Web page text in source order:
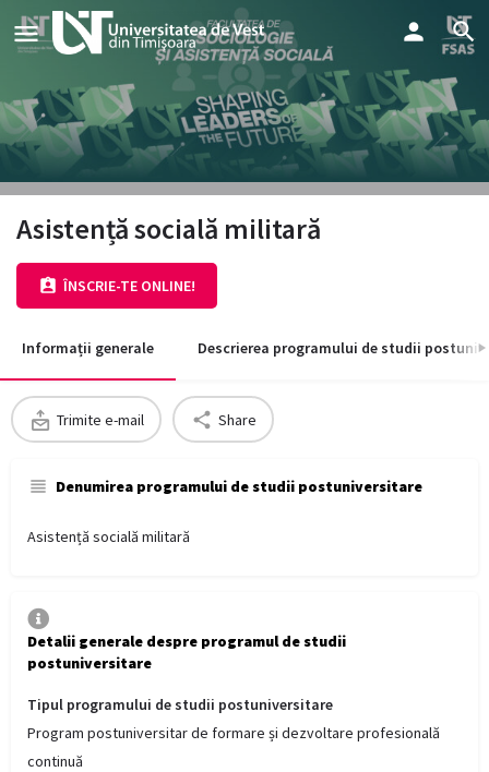
Asistență socială militară
ÎNSCRIE-TE ONLINE!
Informații generale Descrierea programului de studii
Trimite e-mail Share
Denumirea programului de studii postuniversitare
Asistență socială militară
Detalii generale despre programul de studii
postuniversitare
Tipul programului de studii postuniversitare
Program postuniversitar de formare și dezvoltare profesională
continuă